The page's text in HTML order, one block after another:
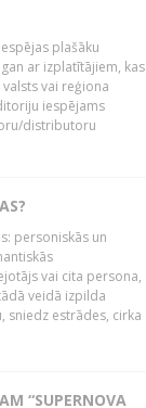
plašāku
ar izplatītājiem, kas
vai reģiona
iespējams
distributoru
personiskās un
vai cita persona,
veidā izpilda
sniedz estrādes, cirka
“SUPERNOVA